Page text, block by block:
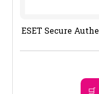
ESET Secure